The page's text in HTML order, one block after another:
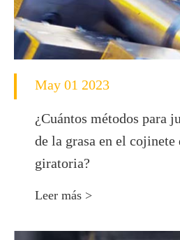
May 01 2023
¿Cuántos métodos para
de la grasa en el cojinete
giratoria?
Leer más >